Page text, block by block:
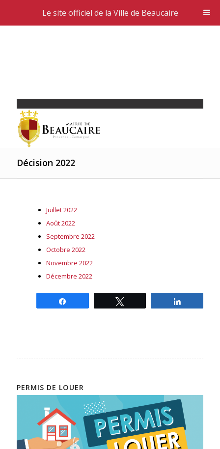
Décision 2022
Juillet 2022
Août 2022
Septembre 2022
Octobre 2022
Novembre 2022
Décembre 2022
PERMIS DE LOUER
Le site officiel de la Ville de Beaucaire